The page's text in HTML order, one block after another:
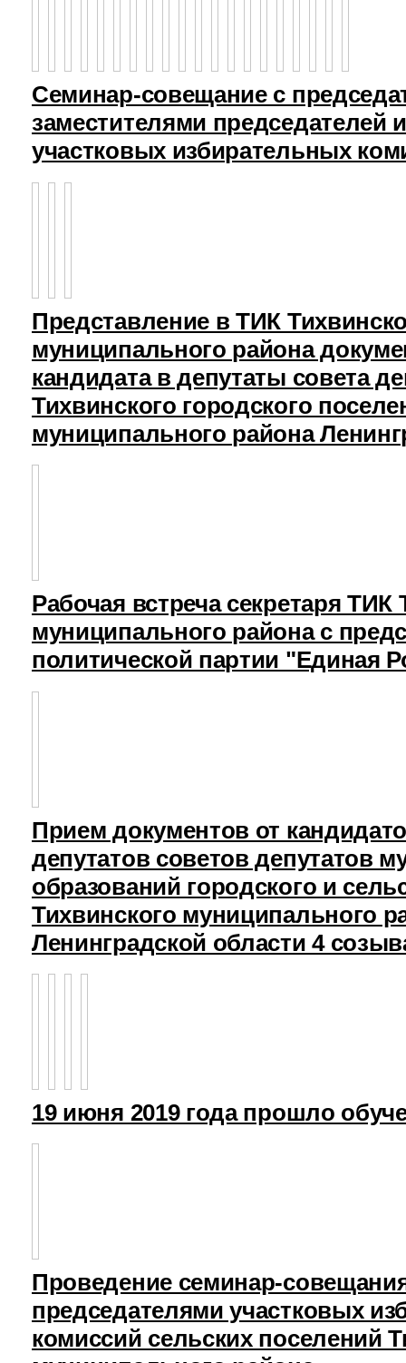
Семинар-совещание с
заместителями председателей
участковых избирательных
Представление в ТИК
муниципального района
кандидата в депутаты совета
Тихвинского городского
муниципального района
Рабочая встреча секретаря ТИК
муниципального района с
политической партии "Единая
Прием документов от
депутатов советов депутатов
образований городского и
Тихвинского муниципального
Ленинградской области 4
19 июня 2019 года прошло
Проведение семинар-
председателями участковых
комиссий сельских поселений